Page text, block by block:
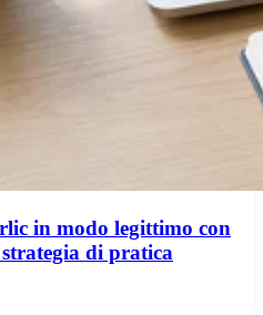
in modo legittimo con
di pratica